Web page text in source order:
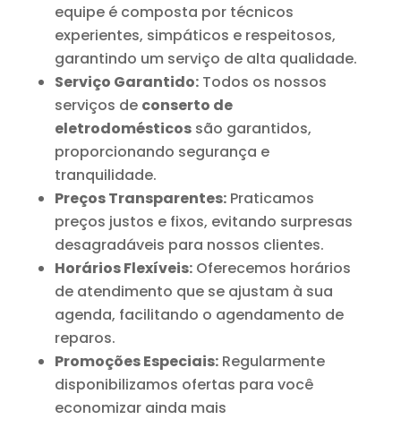
equipe é composta por técnicos
experientes, simpáticos e respeitosos,
garantindo um serviço de alta qualidade.
Serviço Garantido:Todos os nossos
serviços de conserto de
eletrodomésticossão garantidos,
proporcionando segurança e
tranquilidade.
Preços Transparentes:Praticamos
preços justos e fixos, evitando surpresas
desagradáveis para nossos clientes.
Horários Flexíveis:Oferecemos horários
de atendimento que se ajustam à sua
agenda, facilitando o agendamento de
reparos.
Promoções Especiais:Regularmente
disponibilizamos ofertas para você
economizar ainda mais